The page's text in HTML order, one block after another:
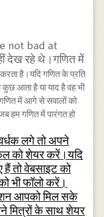
not bad at
देख रहे थे।गणित में
करता है।यदि गणित के प्रति
कुछ आता है या याद है वह भी
में आगे से सवालों को
हम गणित में पारंगत हो
लगे तो अपने
को शेयर करें।यदि
तो वेबसाइट को
भी फॉलो करें।
आपको मिल सके
मित्रों के साथ शेयर